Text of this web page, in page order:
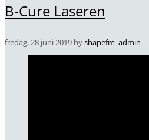
B-Cure Laseren
fredag, 28 juni 2019 byshapefm_admin